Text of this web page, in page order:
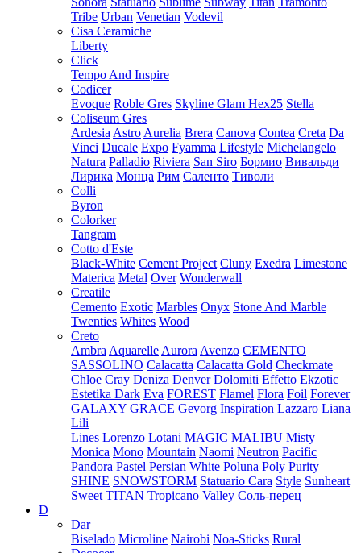
Tribe Urban Venetian Vodevil
Cisa Ceramiche
Liberty
Click
Tempo And Inspire
Codicer
Evoque Roble Gres Skyline Glam Hex25 Stella
Coliseum Gres
Ardesia Astro Aurelia Brera Canova Contea Creta Da
Vinci Ducale Expo Fyamma Lifestyle Michelangelo
Natura Palladio Riviera San Siro Бормио Вивальди
Лирика Монца Рим Саленто Тиволи
Colli
Byron
Colorker
Tangram
Cotto d'Este
Black-White Cement Project Cluny Exedra Limestone
Materica Metal Over Wonderwall
Creatile
Cemento Exotic Marbles Onyx Stone And Marble
Twenties Whites Wood
Creto
Ambra Aquarelle Aurora Avenzo CEMENTO
SASSOLINO Calacatta Calacatta Gold Checkmate
Chloe Cray Deniza Denver Dolomiti Effetto Ekzotic
Estetika Dark Eva FOREST Flamel Flora Foil Forever
GALAXY GRACE Gevorg Inspiration Lazzaro Liana
Lili
Lines Lorenzo Lotani MAGIC MALIBU Misty
Monica Mono Mountain Naomi Neutron Pacific
Pandora Pastel Persian White Poluna Poly Purity
SHINE SNOWSTORM Statuario Cara Style Sunheart
Sweet TITAN Tropicano Valley Соль-перец
D
Dar
Biselado Microline Nairobi Noa-Sticks Rural